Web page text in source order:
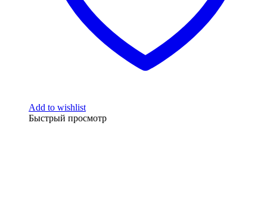
Add to wishlist
Быстрый просмотр